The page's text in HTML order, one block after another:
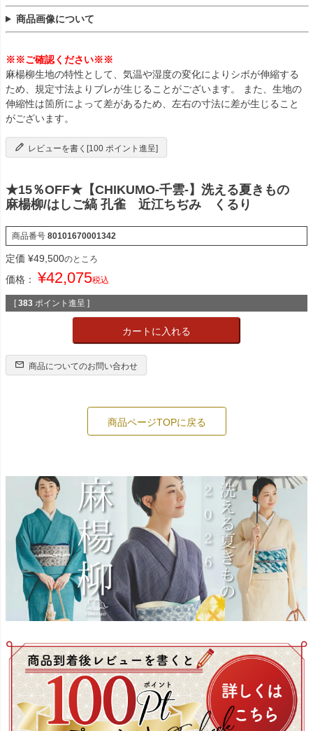
商品画像について
※※ご確認ください※※
麻楊柳生地の特性として、気温や湿度の変化によりシボが伸縮する
ため、規定寸法よりブレが生じることがございます。 また、生地の
伸縮性は箇所によって差があるため、左右の寸法に差が生じること
がございます。
レビューを書く[100 ポイント進呈]
★15％OFF★【CHIKUMO-千雲-】洗える夏きもの
麻楊柳/はしご縞 孔雀 近江ちぢみ くるり
商品番号 80101670001342
定価 ¥49,500のところ
価格： ¥42,075税込
[ 383 ポイント進呈 ]
カートに入れる
商品についてのお問い合わせ
商品ページTOPに戻る